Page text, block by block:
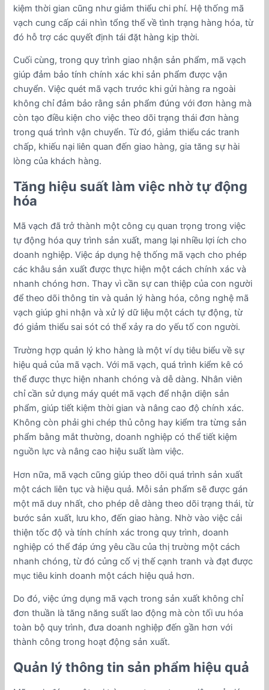
kiệm thời gian cũng như giảm thiểu chi phí. Hệ thống mã
vạch cung cấp cái nhìn tổng thể về tình trạng hàng hóa, từ
đó hỗ trợ các quyết định tái đặt hàng kịp thời.
Cuối cùng, trong quy trình giao nhận sản phẩm, mã vạch
giúp đảm bảo tính chính xác khi sản phẩm được vận
chuyển. Việc quét mã vạch trước khi gửi hàng ra ngoài
không chỉ đảm bảo rằng sản phẩm đúng với đơn hàng mà
còn tạo điều kiện cho việc theo dõi trạng thái đơn hàng
trong quá trình vận chuyển. Từ đó, giảm thiểu các tranh
chấp, khiếu nại liên quan đến giao hàng, gia tăng sự hài
lòng của khách hàng.
Tăng hiệu suất làm việc nhờ tự động
hóa
Mã vạch đã trở thành một công cụ quan trọng trong việc
tự động hóa quy trình sản xuất, mang lại nhiều lợi ích cho
doanh nghiệp. Việc áp dụng hệ thống mã vạch cho phép
các khâu sản xuất được thực hiện một cách chính xác và
nhanh chóng hơn. Thay vì cần sự can thiệp của con người
để theo dõi thông tin và quản lý hàng hóa, công nghệ mã
vạch giúp ghi nhận và xử lý dữ liệu một cách tự động, từ
đó giảm thiểu sai sót có thể xảy ra do yếu tố con người.
Trường hợp quản lý kho hàng là một ví dụ tiêu biểu về sự
hiệu quả của mã vạch. Với mã vạch, quá trình kiểm kê có
thể được thực hiện nhanh chóng và dễ dàng. Nhân viên
chỉ cần sử dụng máy quét mã vạch để nhận diện sản
phẩm, giúp tiết kiệm thời gian và nâng cao độ chính xác.
Không còn phải ghi chép thủ công hay kiểm tra từng sản
phẩm bằng mắt thường, doanh nghiệp có thể tiết kiệm
nguồn lực và nâng cao hiệu suất làm việc.
Hơn nữa, mã vạch cũng giúp theo dõi quá trình sản xuất
một cách liên tục và hiệu quả. Mỗi sản phẩm sẽ được gán
một mã duy nhất, cho phép dễ dàng theo dõi trạng thái, từ
bước sản xuất, lưu kho, đến giao hàng. Nhờ vào việc cải
thiện tốc độ và tính chính xác trong quy trình, doanh
nghiệp có thể đáp ứng yêu cầu của thị trường một cách
nhanh chóng, từ đó củng cố vị thế cạnh tranh và đạt được
mục tiêu kinh doanh một cách hiệu quả hơn.
Do đó, việc ứng dụng mã vạch trong sản xuất không chỉ
đơn thuần là tăng năng suất lao động mà còn tối ưu hóa
toàn bộ quy trình, đưa doanh nghiệp đến gần hơn với
thành công trong hoạt động sản xuất.
Quản lý thông tin sản phẩm hiệu quả